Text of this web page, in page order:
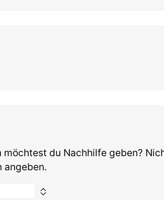
möchtest du Nachhilfe geben?
angeben.